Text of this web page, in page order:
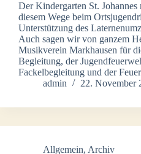
Der Kindergarten St. Johannes
diesem Wege beim
Unterstützung des
Auch sagen wir von ganzem
Musikverein Markhausen für
Begleitung, der
Fackelbegleitung und der
admin
22. November
Allgemein, Archiv